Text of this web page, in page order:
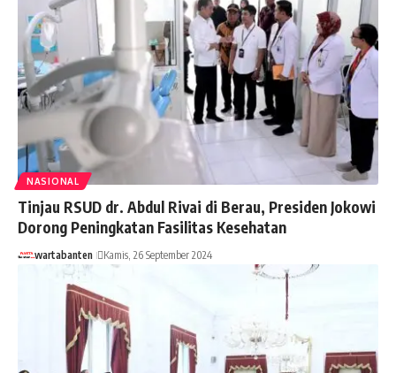
NASIONAL
Tinjau RSUD dr. Abdul Rivai di Berau, Presiden Jokowi
Dorong Peningkatan Fasilitas Kesehatan
wartabanten Kamis, 26 September 2024